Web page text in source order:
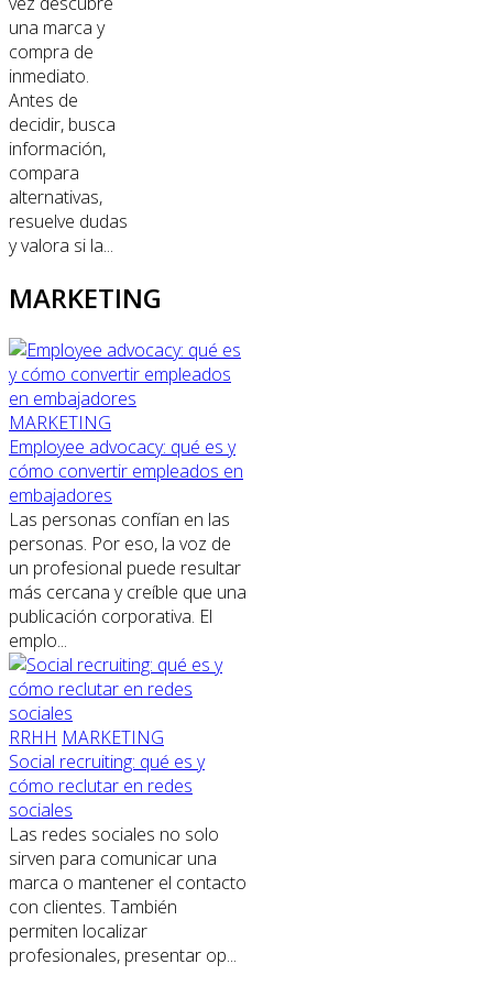
una marca y
compra de
inmediato.
Antes de
decidir, busca
información,
compara
alternativas,
resuelve dudas
y valora si la...
MARKETING
MARKETING
Employee advocacy: qué es y
cómo convertir empleados en
embajadores
Las personas confían en las
personas. Por eso, la voz de
un profesional puede resultar
más cercana y creíble que una
publicación corporativa. El
emplo...
RRHH MARKETING
Social recruiting: qué es y
cómo reclutar en redes
sociales
Las redes sociales no solo
sirven para comunicar una
marca o mantener el contacto
con clientes. También
permiten localizar
profesionales, presentar op...